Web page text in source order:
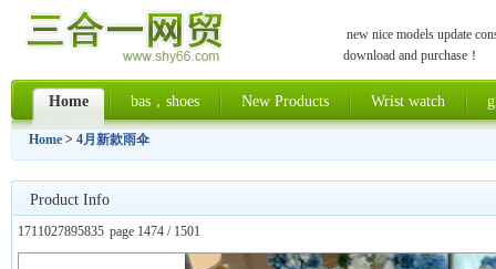
new nice models update
download and purchase！
Home bas，shoes New Products Wrist watch
Home > 4月新款雨伞
Product Info
1711027895835 page 1474 / 1501
上一张